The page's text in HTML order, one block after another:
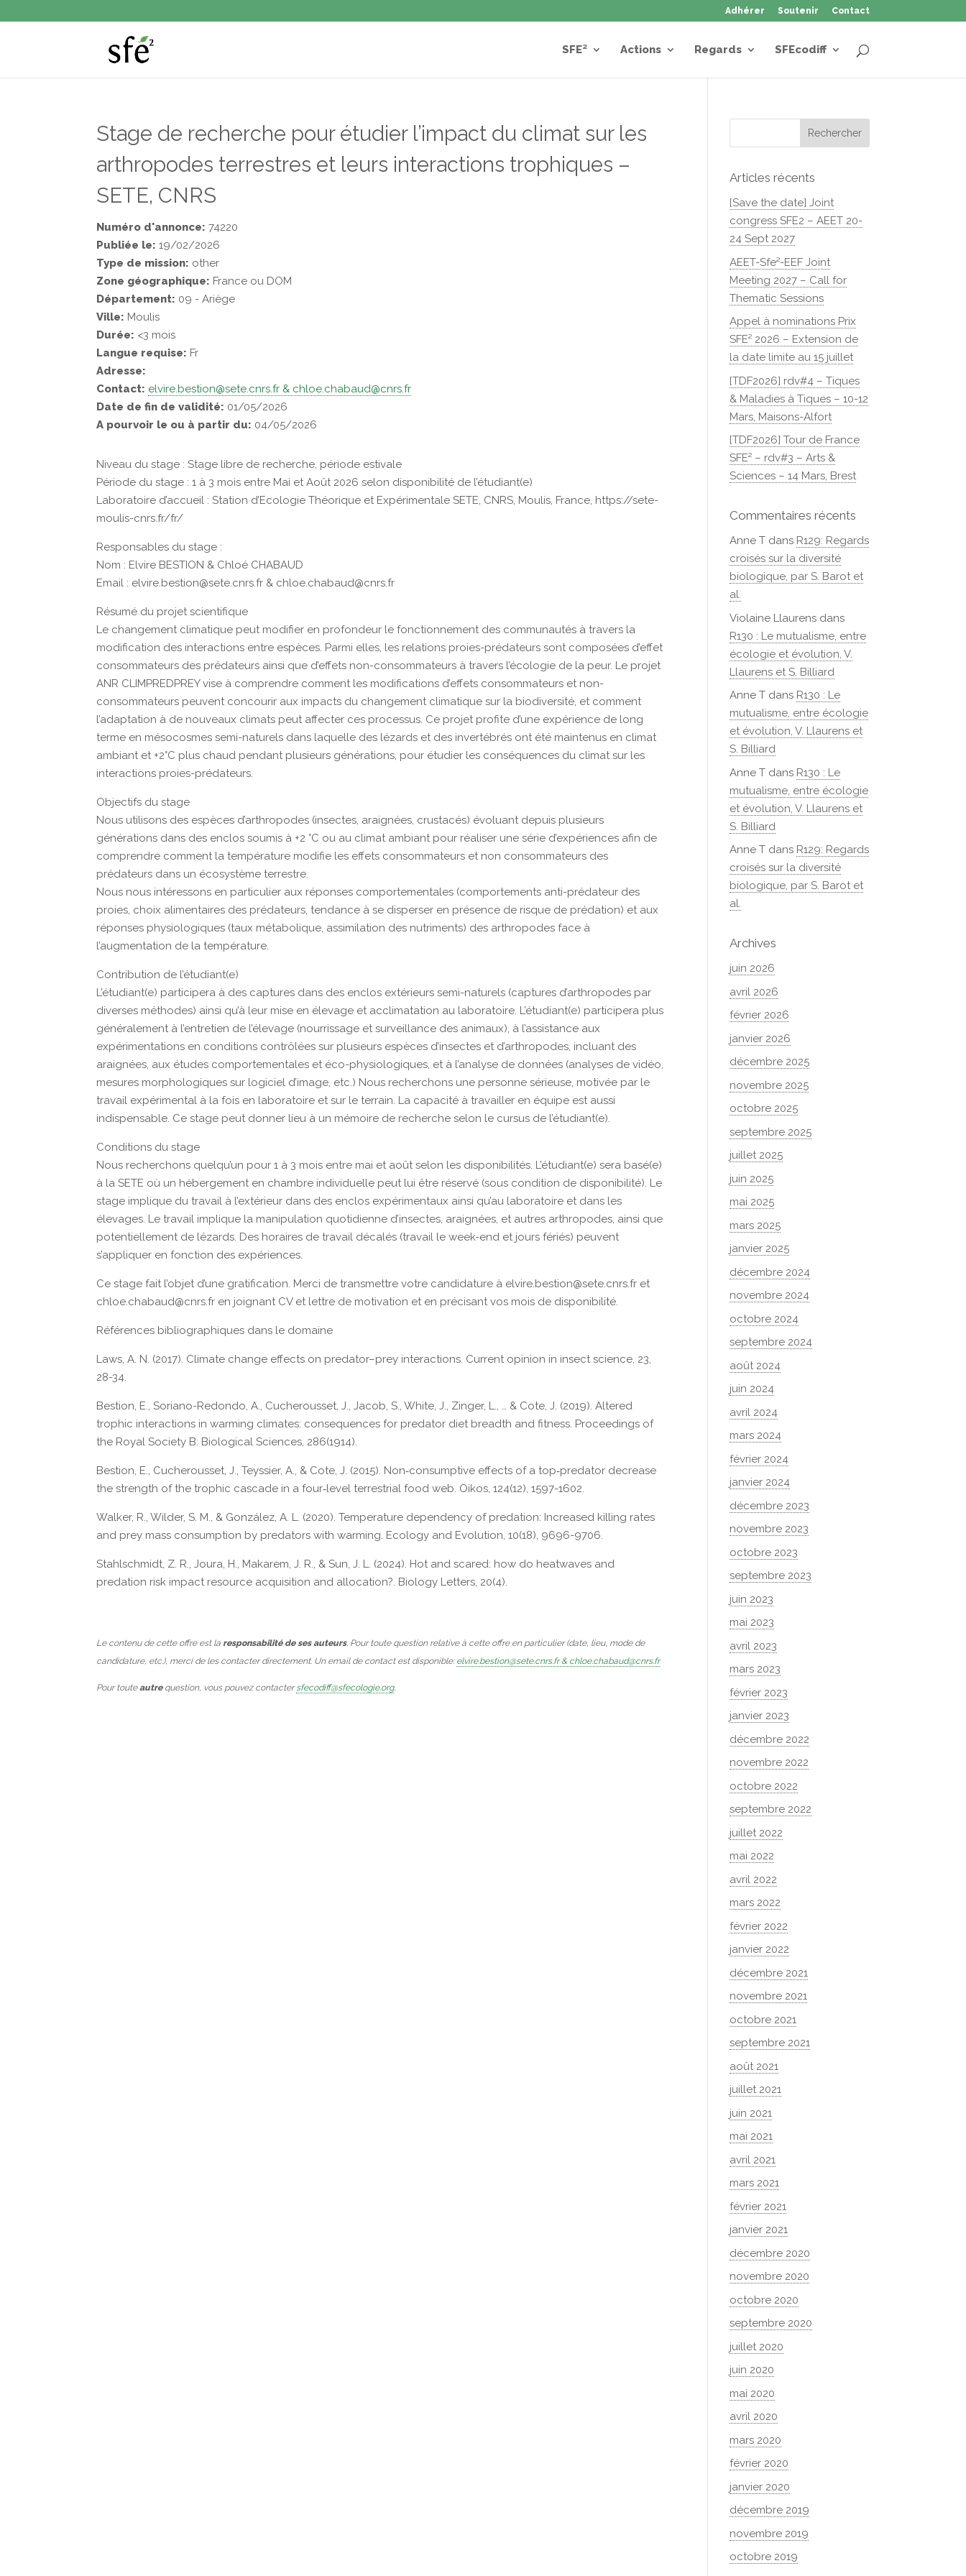
Adhérer Soutenir Contact
SFE² Actions Regards SFEcodiff
Stage de recherche pour étudier l’impact du climat sur les
arthropodes terrestres et leurs interactions trophiques –
SETE, CNRS
Numéro d'annonce: 74220
Publiée le: 19/02/2026
Type de mission: other
Zone géographique: France ou DOM
Département: 09 - Ariège
Ville: Moulis
Durée: <3 mois
Langue requise: Fr
Adresse:
Contact: elvire.bestion@sete.cnrs.fr & chloe.chabaud@cnrs.fr
Date de fin de validité: 01/05/2026
A pourvoir le ou à partir du: 04/05/2026
Niveau du stage : Stage libre de recherche, période estivale
Période du stage : 1 à 3 mois entre Mai et Août 2026 selon disponibilité de l’étudiant(e)
Laboratoire d’accueil : Station d’Ecologie Théorique et Expérimentale SETE, CNRS, Moulis, France, https://sete-
moulis-cnrs.fr/fr/
Responsables du stage :
Nom : Elvire BESTION & Chloé CHABAUD
Email : elvire.bestion@sete.cnrs.fr & chloe.chabaud@cnrs.fr
Résumé du projet scientifique
Le changement climatique peut modifier en profondeur le fonctionnement des communautés à travers la
modification des interactions entre espèces. Parmi elles, les relations proies-prédateurs sont composées d’effet
consommateurs des prédateurs ainsi que d’effets non-consommateurs à travers l’écologie de la peur. Le projet
ANR CLIMPREDPREY vise à comprendre comment les modifications d’effets consommateurs et non-
consommateurs peuvent concourir aux impacts du changement climatique sur la biodiversité, et comment
l’adaptation à de nouveaux climats peut affecter ces processus. Ce projet profite d’une expérience de long
terme en mésocosmes semi-naturels dans laquelle des lézards et des invertébrés ont été maintenus en climat
ambiant et +2°C plus chaud pendant plusieurs générations, pour étudier les conséquences du climat sur les
interactions proies-prédateurs.
Objectifs du stage
Nous utilisons des espèces d’arthropodes (insectes, araignées, crustacés) évoluant depuis plusieurs
générations dans des enclos soumis à +2 °C ou au climat ambiant pour réaliser une série d’expériences afin de
comprendre comment la température modifie les effets consommateurs et non consommateurs des
prédateurs dans un écosystème terrestre.
Nous nous intéressons en particulier aux réponses comportementales (comportements anti-prédateur des
proies, choix alimentaires des prédateurs, tendance à se disperser en présence de risque de prédation) et aux
réponses physiologiques (taux métabolique, assimilation des nutriments) des arthropodes face à
l’augmentation de la température.
Contribution de l’étudiant(e)
L’étudiant(e) participera à des captures dans des enclos extérieurs semi-naturels (captures d’arthropodes par
diverses méthodes) ainsi qu’à leur mise en élevage et acclimatation au laboratoire. L’étudiant(e) participera plus
généralement à l’entretien de l’élevage (nourrissage et surveillance des animaux), à l’assistance aux
expérimentations en conditions contrôlées sur plusieurs espèces d’insectes et d’arthropodes, incluant des
araignées, aux études comportementales et éco-physiologiques, et à l’analyse de données (analyses de vidéo,
mesures morphologiques sur logiciel d’image, etc.) Nous recherchons une personne sérieuse, motivée par le
travail expérimental à la fois en laboratoire et sur le terrain. La capacité à travailler en équipe est aussi
indispensable. Ce stage peut donner lieu à un mémoire de recherche selon le cursus de l’étudiant(e).
Conditions du stage
Nous recherchons quelqu’un pour 1 à 3 mois entre mai et août selon les disponibilités. L’étudiant(e) sera basé(e)
à la SETE où un hébergement en chambre individuelle peut lui être réservé (sous condition de disponibilité). Le
stage implique du travail à l’extérieur dans des enclos expérimentaux ainsi qu’au laboratoire et dans les
élevages. Le travail implique la manipulation quotidienne d’insectes, araignées, et autres arthropodes, ainsi que
potentiellement de lézards. Des horaires de travail décalés (travail le week-end et jours fériés) peuvent
s’appliquer en fonction des expériences.
Ce stage fait l’objet d’une gratification. Merci de transmettre votre candidature à elvire.bestion@sete.cnrs.fr et
chloe.chabaud@cnrs.fr en joignant CV et lettre de motivation et en précisant vos mois de disponibilité.
Références bibliographiques dans le domaine
Laws, A. N. (2017). Climate change effects on predator–prey interactions. Current opinion in insect science, 23,
28-34.
Bestion, E., Soriano-Redondo, A., Cucherousset, J., Jacob, S., White, J., Zinger, L., … & Cote, J. (2019). Altered
trophic interactions in warming climates: consequences for predator diet breadth and fitness. Proceedings of
the Royal Society B: Biological Sciences, 286(1914).
Bestion, E., Cucherousset, J., Teyssier, A., & Cote, J. (2015). Non‐consumptive effects of a top‐predator decrease
the strength of the trophic cascade in a four‐level terrestrial food web. Oikos, 124(12), 1597-1602.
Walker, R., Wilder, S. M., & González, A. L. (2020). Temperature dependency of predation: Increased killing rates
and prey mass consumption by predators with warming. Ecology and Evolution, 10(18), 9696-9706.
Stahlschmidt, Z. R., Joura, H., Makarem, J. R., & Sun, J. L. (2024). Hot and scared: how do heatwaves and
predation risk impact resource acquisition and allocation?. Biology Letters, 20(4).
Le contenu de cette offre est laresponsabilité de ses auteurs. Pour toute question relative à cette offre en particulier (date, lieu, mode de
candidature, etc.), merci de les contacter directement. Un email de contact est disponible: elvire.bestion@sete.cnrs.fr & chloe.chabaud@cnrs.fr
Pour touteautrequestion, vous pouvez contactersfecodiff@sfecologie.org.
Articles récents
[Save the date] Joint
congress SFE2 – AEET 20-
24 Sept 2027
AEET-Sfe²-EEF Joint
Meeting 2027 – Call for
Thematic Sessions
Appel à nominations Prix
SFE² 2026 – Extension de
la date limite au 15 juillet
[TDF2026] rdv#4 – Tiques
& Maladies à Tiques – 10-12
Mars, Maisons-Alfort
[TDF2026] Tour de France
SFE² – rdv#3 – Arts &
Sciences – 14 Mars, Brest
Commentaires récents
Anne T dans R129: Regards
croisés sur la diversité
biologique, par S. Barot et
al.
Violaine Llaurens dans
R130 : Le mutualisme, entre
écologie et évolution, V.
Llaurens et S. Billiard
Anne T dans R130 : Le
mutualisme, entre écologie
et évolution, V. Llaurens et
S. Billiard
Anne T dans R130 : Le
mutualisme, entre écologie
et évolution, V. Llaurens et
S. Billiard
Anne T dans R129: Regards
croisés sur la diversité
biologique, par S. Barot et
al.
Archives
juin 2026
avril 2026
février 2026
janvier 2026
décembre 2025
novembre 2025
octobre 2025
septembre 2025
juillet 2025
juin 2025
mai 2025
mars 2025
janvier 2025
décembre 2024
novembre 2024
octobre 2024
septembre 2024
août 2024
juin 2024
avril 2024
mars 2024
février 2024
janvier 2024
décembre 2023
novembre 2023
octobre 2023
septembre 2023
juin 2023
mai 2023
avril 2023
mars 2023
février 2023
janvier 2023
décembre 2022
novembre 2022
octobre 2022
septembre 2022
juillet 2022
mai 2022
avril 2022
mars 2022
février 2022
janvier 2022
décembre 2021
novembre 2021
octobre 2021
septembre 2021
août 2021
juillet 2021
juin 2021
mai 2021
avril 2021
mars 2021
février 2021
janvier 2021
décembre 2020
novembre 2020
octobre 2020
septembre 2020
juillet 2020
juin 2020
mai 2020
avril 2020
mars 2020
février 2020
janvier 2020
décembre 2019
novembre 2019
octobre 2019